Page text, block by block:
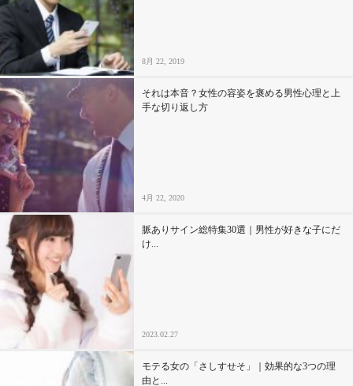
8月 22, 2019
それは本音？女性の容姿を褒める男性心理と上
手な切り返し方
4月 22, 2020
脈ありサイン総特集30選｜男性が好きな子にだ
け...
2023.02.27
モテる女の「さしすせそ」｜効果的な3つの理
由と...